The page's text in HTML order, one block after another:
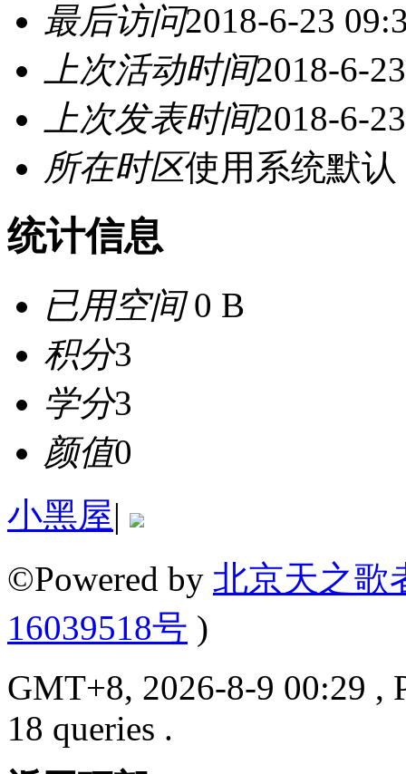
最后访问2018-6-23
上次活动时间2018-6-
上次发表时间2018-6-
所在时区使用系统默认
统计信息
已用空间0 B
积分3
学分3
颜值0
小黑屋|
©Powered by 北京天之歌
16039518号 )
GMT+8, 2026-8-9 00:29 ,
18 queries .